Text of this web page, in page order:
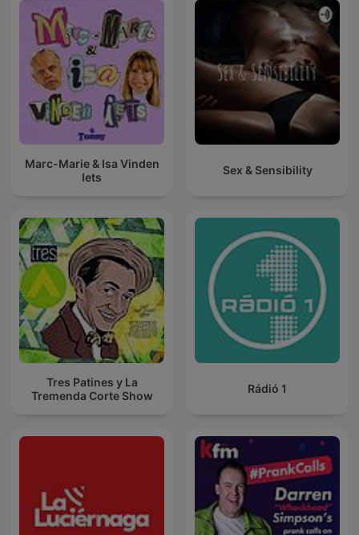
Marc-Marie & Isa Vinden
Iets
Sex & Sensibility
Tres Patines y La
Tremenda Corte Show
Rádió 1